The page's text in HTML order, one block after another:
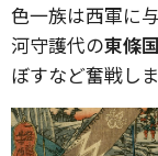
色一族は西軍に
河守護代の東條
ぼすなど奮戦しま